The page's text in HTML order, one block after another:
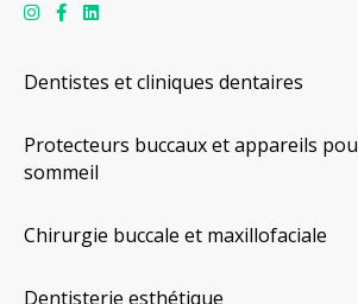
Dentistes et cliniques dentaires
Protecteurs buccaux et appareils
sommeil
Chirurgie buccale et maxillofaciale
Dentisterie esthétique